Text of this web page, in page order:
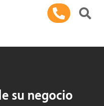
su negocio